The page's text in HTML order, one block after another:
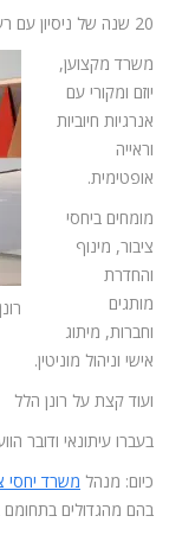
20 שנה של ניסיון עם רעב יומיומי לתוצאות והישגים.
משרד מקצוען,
יוזם ומקורי עם
אנרגיות חיוביות
וראייה
אופטימית.
מומחים ביחסי
ציבור, מינוף
והחדרת
מותגים
וחברות, מיתוג
אישי וניהול מוניטין.
ועוד קצת על רונן הלל
בעברו עיתונאי ודובר
כיום: מנהל משרד יחסי
בהם מהגדולים בתחומם